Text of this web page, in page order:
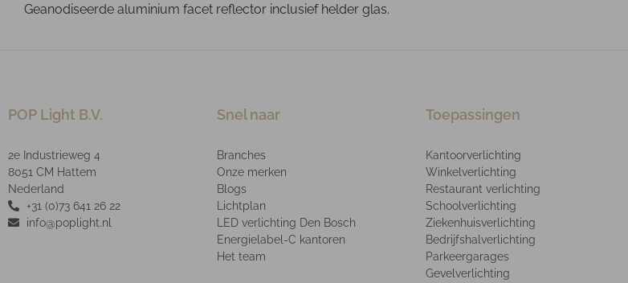
Geanodiseerde aluminium facet reflector inclusief helder glas.
POP Light B.V.
2e Industrieweg 4
8051 CM Hattem
Nederland
+31 (0)73 641 26 22
info@poplight.nl
Snel naar
Branches
Onze merken
Blogs
Lichtplan
LED verlichting Den Bosch
Energielabel-C kantoren
Het team
Toepassingen
Kantoorverlichting
Winkelverlichting
Restaurant verlichting
Schoolverlichting
Ziekenhuisverlichting
Bedrijfshalverlichting
Parkeergarages
Gevelverlichting